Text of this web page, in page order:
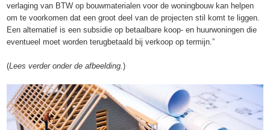
verlaging van BTW op bouwmaterialen voor de woningbouw kan helpen
om te voorkomen dat een groot deel van de projecten stil komt te liggen.
Een alternatief is een subsidie op betaalbare koop- en huurwoningen die
eventueel moet worden terugbetaald bij verkoop op termijn.”
(Lees verder onder de afbeelding.)